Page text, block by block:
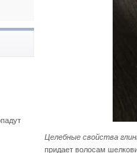
Целебные свойства
придает волосам